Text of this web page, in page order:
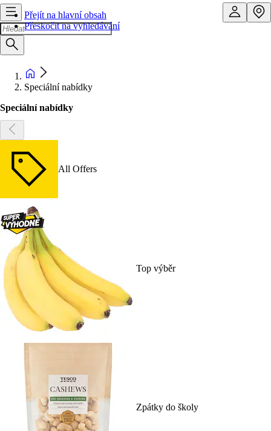
Přejít na hlavní obsah
Přeskočit na vyhledávání
Speciální nabídky
Speciální nabídky
All Offers
Top výběr
Zpátky do školy